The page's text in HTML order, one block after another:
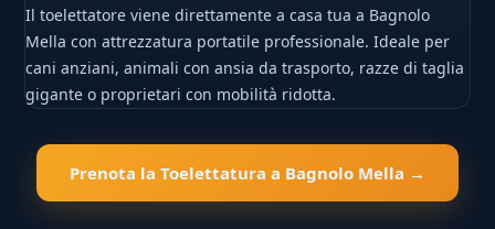
Il toelettatore viene direttamente a casa tua a Bagnolo
Mella con attrezzatura portatile professionale. Ideale per
cani anziani, animali con ansia da trasporto, razze di taglia
gigante o proprietari con mobilità ridotta.
Prenota la Toelettatura a Bagnolo Mella →